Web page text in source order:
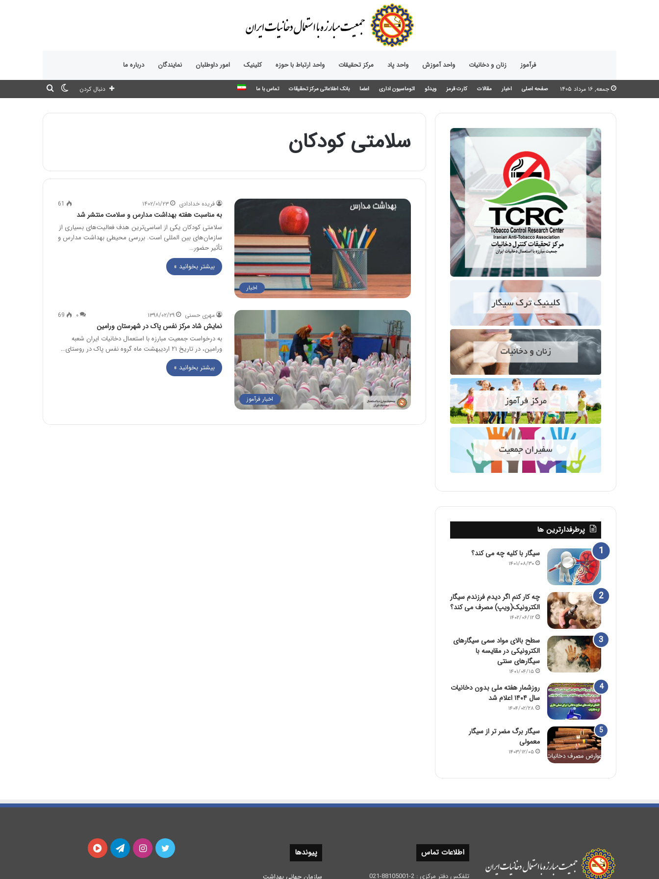
فرآموز زنان و دخانیات واحد آموزش واحد پاد مرکز تحقیقات واحد ارتباط با حوزه‌ کلینیک امور داوطلبان نمایندگان درباره ما
جمعه, ۱۶ مرداد ۱۴۰۵ صفحه اصلی اخبار مقالات کارت قرمز ویدئو اتوماسیون اداری اعضا بانک اطلاعاتی مرکز تحقیقات تماس با ما
تغییر
دنبال کردن
سلامتی کودکان
اخبار
فریده خدادادی ۱۴۰۲/۰۱/۲۳ 61
به مناسبت هفته بهداشت مدارس و سلامت منتشر شد
سلامتی کودکان یکی از اساسی‌ترین هدف فعالیت‌های بسیاری از
سازمان‌های بین المللی است. بررسی محیطی بهداشت مدارس و
تأثیر حضور…
بیشتر بخوانید »
اخبار فرآموز
مهری حسنی ۱۳۹۸/۰۲/۲۹ ۰ 69
نمایش شاد مرکز نفس پاک در شهرستان ورامین
به درخواست جمعیت مبارزه با استعمال دخانیات ایران شعبه
ورامین، در تاریخ ۲۱ اردیبهشت ماه گروه نفس پاک در روستای…
بیشتر بخوانید »
پرطرفدارترین ها
سیگار با کلیه چه می کند؟
۱۴۰۱/۰۸/۳۰
چه کار کنم اگر دیدم فرزندم سیگار
الکترونیک(ویپ) مصرف می کند؟
۱۴۰۲/۰۶/۱۲
سطح بالای مواد سمی سیگارهای
الکترونیکی در مقایسه با
سیگارهای سنتی
۱۴۰۱/۰۴/۱۵
روزشمار هفته ملی بدون دخانیات
سال ۱۴۰۴ اعلام شد
۱۴۰۴/۰۲/۲۸
سیگار برگ مضر تر از سیگار
معمولی
۱۴۰۳/۱۲/۰۵
اطلاعات تماس
تلفکس دفتر مرکزی : 2-88105001-021
پیوندها
سازمان جهانی بهداشت
توییتر اینستاگرامتلگرام آپارات